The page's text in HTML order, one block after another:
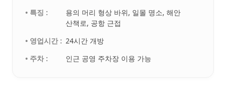
• 특징 :
용의 머리 형상 바위, 일몰 명소, 해안
산책로, 공항 근접
• 영업시간 : 24시간 개방
• 주차 :
인근 공영 주차장 이용 가능